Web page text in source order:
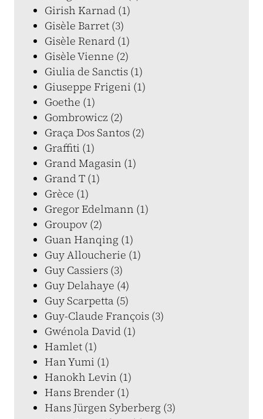
Girish Karnad (1)
Gisèle Barret (3)
Gisèle Renard (1)
Gisèle Vienne (2)
Giulia de Sanctis (1)
Giuseppe Frigeni (1)
Goethe (1)
Gombrowicz (2)
Graça Dos Santos (2)
Graffiti (1)
Grand Magasin (1)
Grand T (1)
Grèce (1)
Gregor Edelmann (1)
Groupov (2)
Guan Hanqing (1)
Guy Alloucherie (1)
Guy Cassiers (3)
Guy Delahaye (4)
Guy Scarpetta (5)
Guy-Claude François (3)
Gwénola David (1)
Hamlet (1)
Han Yumi (1)
Hanokh Levin (1)
Hans Brender (1)
Hans Jürgen Syberberg (3)